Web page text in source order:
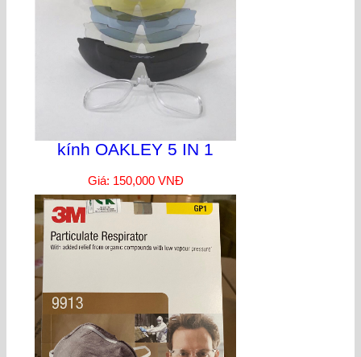
kính OAKLEY 5 IN 1
Giá: 150,000 VNĐ